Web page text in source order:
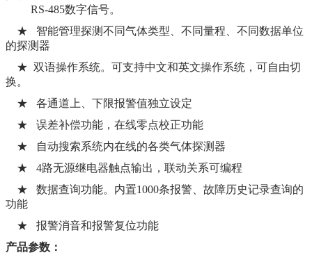
RS-485数字信号。
★ 智能管理探测不同气体类型、不同量程、不同数据单位
的探测器
★ 双语操作系统。可支持中文和英文操作系统，可自由切
换。
★ 各通道上、下限报警值独立设定
★ 误差补偿功能，在线零点校正功能
★ 自动搜索系统内在线的各类气体探测器
★ 4路无源继电器触点输出，联动关系可编程
★ 数据查询功能。内置1000条报警、故障历史记录查询的
功能
★ 报警消音和报警复位功能
产品参数：